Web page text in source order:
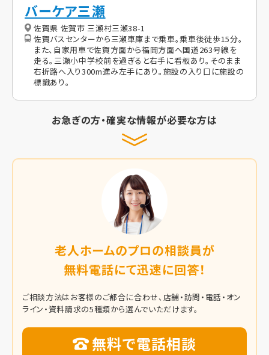
バーケア三瀬
佐賀県 佐賀市 三瀬村三瀬38-1
佐賀バスセンターから三瀬車庫まで乗車。乗車後徒歩15分。
また、自家用車で佐賀方面から福岡方面へ国道263号線を
走る。三瀬小中学校前を過ぎると右手に看板あり。そのまま
右折路へ入り300m進み左手にあり。施設の入り口に施設の
標識あり。
お急ぎの方・確実な情報が必要な方は
老人ホームのプロの相談員が
無料電話にて迅速に回答！
ご相談方法はお客様のご都合に合わせ、店舗・訪問・電話・オン
ライン・資料請求の5種類から選んでいただけます。
無料で電話相談